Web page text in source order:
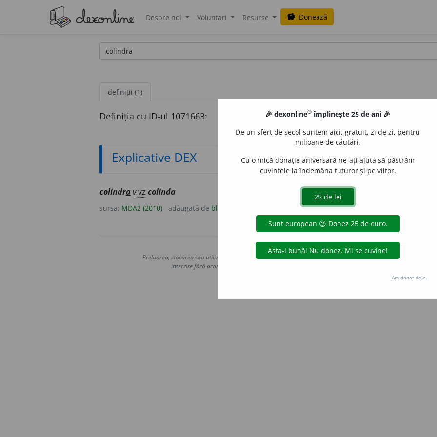
Despre noi Voluntari Resurse savings Donează
definiții (1)
Definiția cu ID-ul 1071663:
Explicative DEX
colindra vvz colinda
sursa: MDA2 (2010) adăugată de blaurb.
Copyright © 2004-2026 dexonline (https://dexonline.ro)
Preluarea, stocarea sau utilizarea datelor de pe acest site, inclusiv prin orice metode de extragere automată
interzise fără acordul nostru prealabil scris, cu excepția seturilor de date oferite oficial spre utilizare
Hosterion
🎉 dexonline® împlinește 25 de ani 🎉
De un sfert de secol suntem aici, gratuit, zi de zi, pentru
milioane de căutări.
Cu o mică donație aniversară ne-ați ajuta să păstrăm
cuvintele la îndemâna tuturor și pe viitor.
Am donat deja.